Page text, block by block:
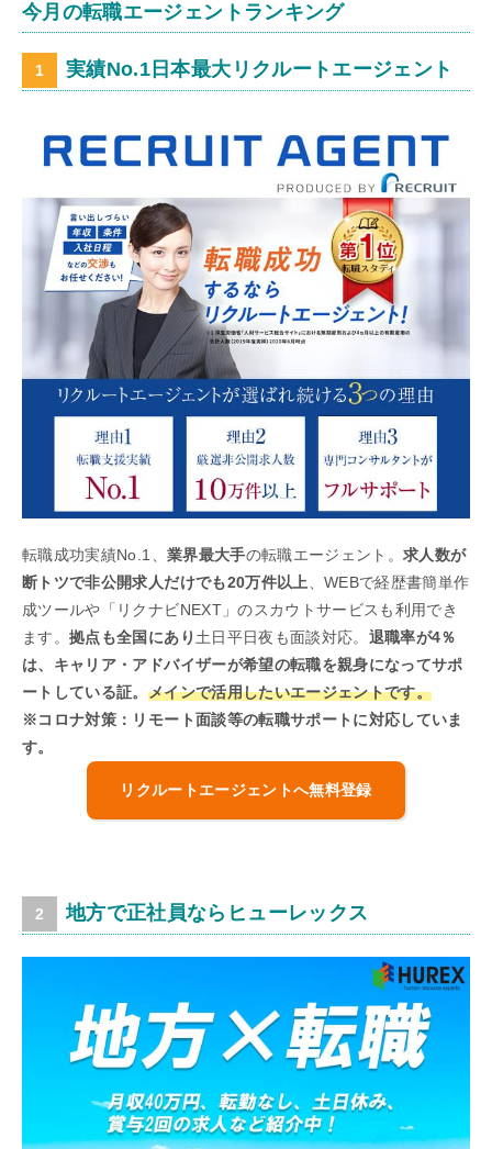
今月の転職エージェントランキング
実績No.1日本最大リクルートエージェント
転職成功実績No.1、 業界最大手の転職エージェント。求人数が
断トツで非公開求人だけでも20万件以上、WEBで経歴書簡単作
成ツールや「リクナビNEXT」のスカウトサービスも利用でき
ます。拠点も全国にあり土日平日夜も面談対応。 退職率が4％
は、キャリア・アドバイザーが希望の転職を親身になってサポ
ートしている証。 メインで活用したいエージェントです。
※コロナ対策：リモート面談等の転職サポートに対応していま
す。
リクルートエージェントへ無料登録
地方で正社員ならヒューレックス